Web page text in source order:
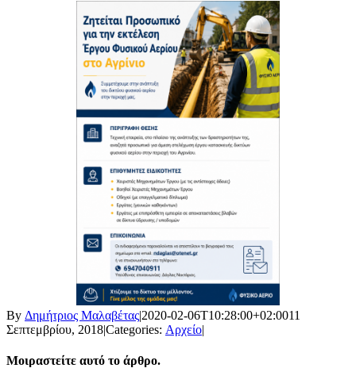
By Δημήτριος Μαλαβέτας|2020-02-06T10:28:00+02:0011
Σεπτεμβρίου, 2018|Categories: Αρχείο|
Μοιραστείτε αυτό το άρθρο.